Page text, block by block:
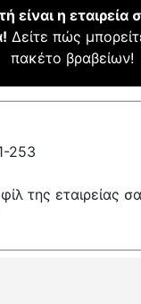
είναι η εταιρεία
Δείτε πώς
πακέτο βραβείων!
253
της εταιρείας